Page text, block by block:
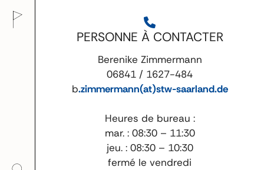
PERSONNE À CONTACTER
Berenike Zimmermann
06841 / 1627-484
b.zimmermann(at)stw-saarland.de
Heures de bureau :
mar. : 08:30 – 11:30
jeu. : 08:30 – 10:30
fermé le vendredi